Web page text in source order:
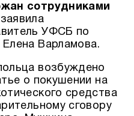
сотрудниками
УФСБ по
Варламова.
возбуждено
о покушении на
средства
сговору